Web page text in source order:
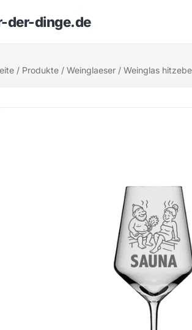
der-dinge.de
/ Produkte / Weinglaeser / Weinglas